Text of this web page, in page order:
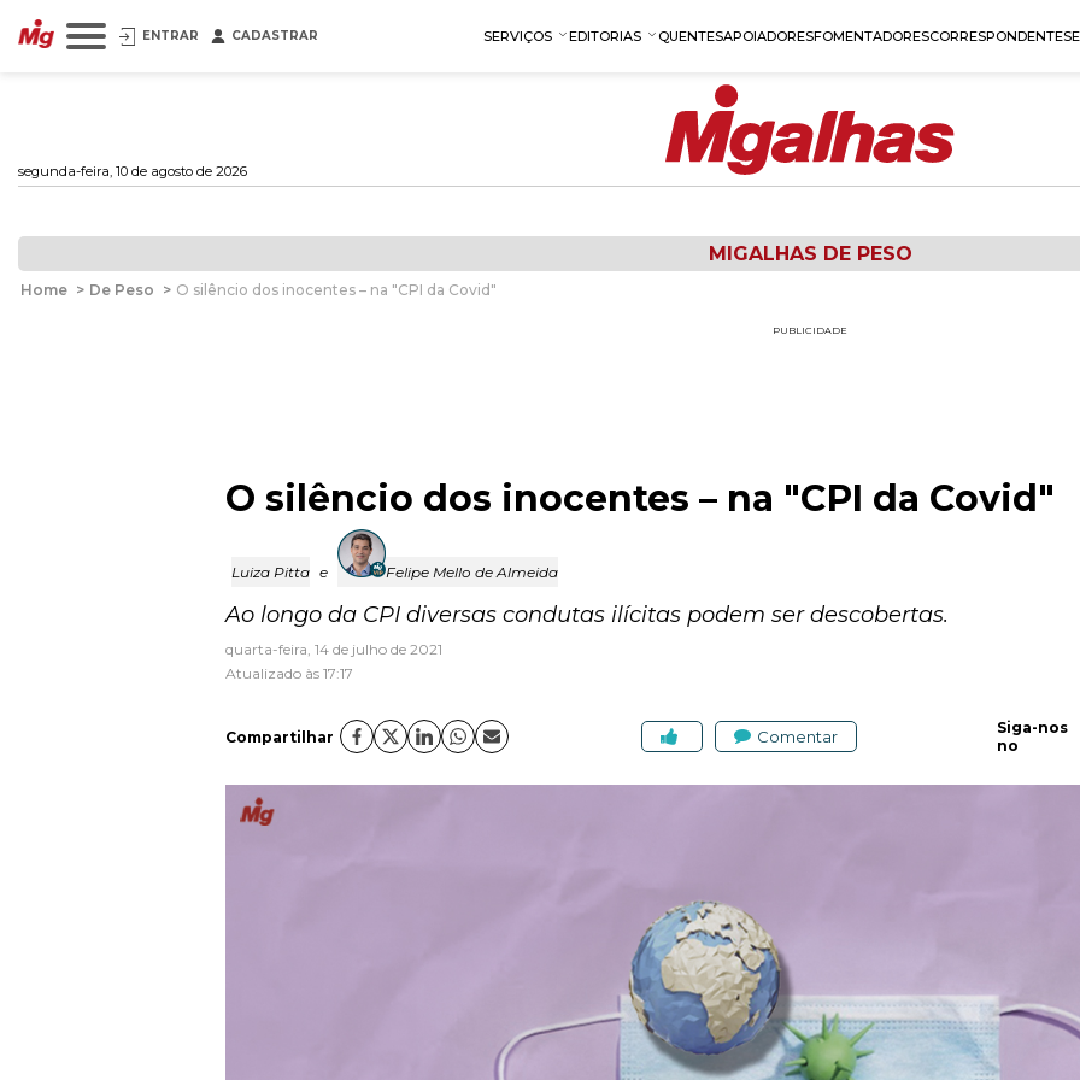
ENTRAR CADASTRAR SERVIÇOS EDITORIAS QUENTESAPOIADORESFOMENTADORESCORRESPONDENTES
segunda-feira, 10 de agosto de 2026
MIGALHAS DE PESO
Home > De Peso > O silêncio dos inocentes – na "CPI da Covid"
PUBLICIDADE
O silêncio dos inocentes – na "CPI da Covid"
Luiza Pitta e Felipe Mello de Almeida
Ao longo da CPI diversas condutas ilícitas podem ser descobertas.
quarta-feira, 14 de julho de 2021
Atualizado às 17:17
Compartilhar Comentar
Siga-nos
no